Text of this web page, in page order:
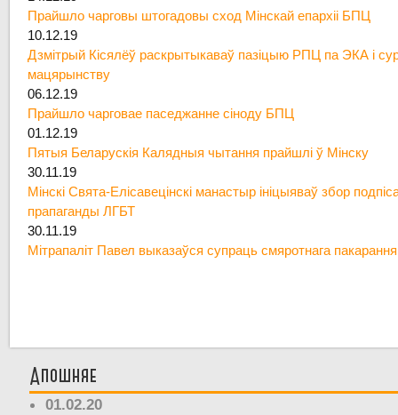
Прайшло чарговы штогадовы сход Мінскай епархіі БПЦ
10.12.19
Дзмітрый Кісялёў раскрытыкаваў пазіцыю РПЦ па ЭКА і
мацярынству
06.12.19
Прайшло чарговае паседжанне сіноду БПЦ
01.12.19
Пятыя Беларускія Калядныя чытання прайшлі ў Мінску
30.11.19
Мінскі Свята-Елісавецінскі манастыр ініцыяваў збор
прапаганды ЛГБТ
30.11.19
Мітрапаліт Павел выказаўся супраць смяротнага пакарання
Апошняе
01.02.20